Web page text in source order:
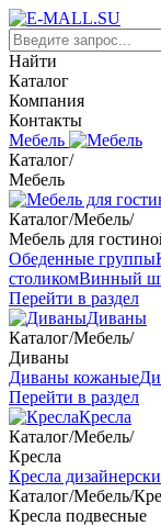
Найти
Каталог
Компания
Контакты
Мебель
Каталог/
Мебель
Каталог/Мебель/
Мебель для
Обеденные группы
столикомВинный
Перейти в раздел
Диваны
Каталог/Мебель/
Диваны
Диваны кожаные
Перейти в раздел
Кресла
Каталог/Мебель/
Кресла
Кресла
Каталог/Мебель/
Кресла подвесные